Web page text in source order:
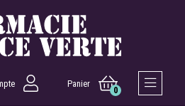
Panier
0